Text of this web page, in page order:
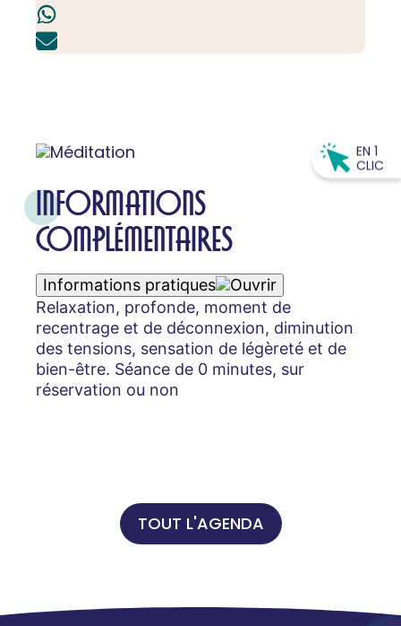
INFORMATIONS
COMPLÉMENTAIRES
Informations pratiques
Relaxation, profonde, moment de
recentrage et de déconnexion, diminution
des tensions, sensation de légèreté et de
bien-être. Séance de 0 minutes, sur
réservation ou non
TOUT L'AGENDA
EN 1
CLIC